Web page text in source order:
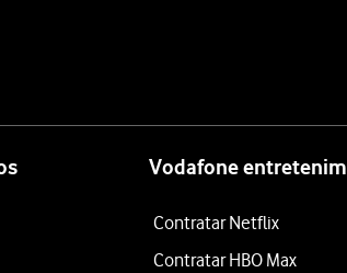
Vodafone
Contratar Netflix
Contratar HBO Max